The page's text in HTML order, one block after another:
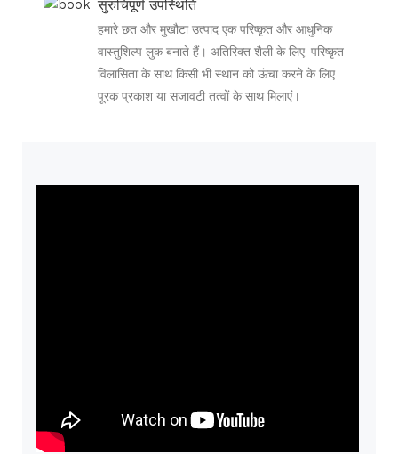
सुरुचिपूर्ण उपस्थिति
हमारे छत और मुखौटा उत्पाद एक परिष्कृत और आधुनिक
वास्तुशिल्प लुक बनाते हैं। अतिरिक्त शैली के लिए, परिष्कृत
विलासिता के साथ किसी भी स्थान को ऊंचा करने के लिए
पूरक प्रकाश या सजावटी तत्वों के साथ मिलाएं।